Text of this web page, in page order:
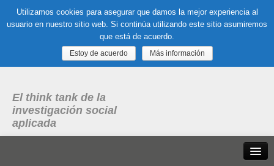
El think tank de la
investigación social
aplicada
Utilizamos cookies para asegurar que damos la mejor experiencia al
usuario en nuestro sitio web. Si continúa utilizando este sitio asumiremos
que está de acuerdo.
Estoy de acuerdo Más información